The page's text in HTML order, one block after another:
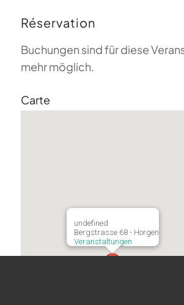
Réservation
Buchungen sind für diese
mehr möglich.
Carte
undefined
Bergstrasse 68 - Horgen
Veranstaltungen